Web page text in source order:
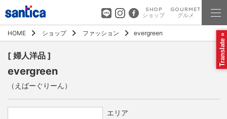
SHOP
ショップ
GOURMET
グルメ
HOME ショップ ファッション evergreen
[ 婦人洋品 ]
evergreen
（えばーぐりーん）
エリア
Translate »